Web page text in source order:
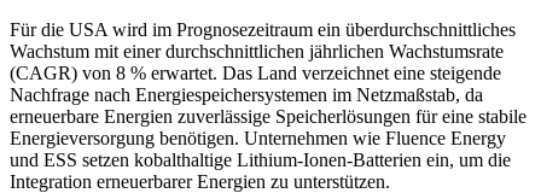
Für die USA wird im Prognosezeitraum ein überdurchschnittliches
Wachstum mit einer durchschnittlichen jährlichen Wachstumsrate
(CAGR) von 8 % erwartet. Das Land verzeichnet eine steigende
Nachfrage nach Energiespeichersystemen im Netzmaßstab, da
erneuerbare Energien zuverlässige Speicherlösungen für eine stabile
Energieversorgung benötigen. Unternehmen wie Fluence Energy
und ESS setzen kobalthaltige Lithium-Ionen-Batterien ein, um die
Integration erneuerbarer Energien zu unterstützen.